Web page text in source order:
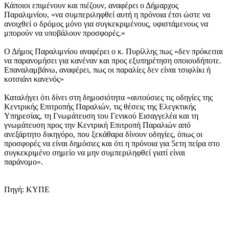
Κάποιοι επιμένουν και πιέζουν, αναφέρει ο Δήμαρχος
Παραλιμνίου, «να συμπεριληφθεί αυτή η πρόνοια έτσι ώστε να
ανοιχθεί ο δρόμος μόνο για συγκεκριμένους, υφιστάμενους να
μπορούν να υποβάλουν προσφορές.»
Ο Δήμος Παραλιμνίου αναφέρει ο κ. Πυρίλλης πως «δεν πρόκειται
να παρανομήσει για κανέναν και προς εξυπηρέτηση οποιουδήποτε.
Επαναλαμβάνω, αναφέρει, πως οι παραλίες δεν είναι τσιφλίκι ή
κοτσιάνι κανενός»
Καταλήγει ότι δίνει στη δημοσιότητα «αυτούσιες τις οδηγίες της
Κεντρικής Επιτροπής Παραλιών, τις θέσεις της Ελεγκτικής
Υπηρεσίας, τη Γνωμάτευση του Γενικού Εισαγγελέα και τη
γνωμάτευση προς την Κεντρική Επιτροπή Παραλιών από
ανεξάρτητο δικηγόρο, που ξεκάθαρα δίνουν οδηγίες, όπως οι
προσφορές να είναι δημόσιες και ότι η πρόνοια για 5ετη πείρα στο
συγκεκριμένο σημείο να μην συμπεριληφθεί γιατί είναι
παράνομο».
Πηγή: ΚΥΠΕ